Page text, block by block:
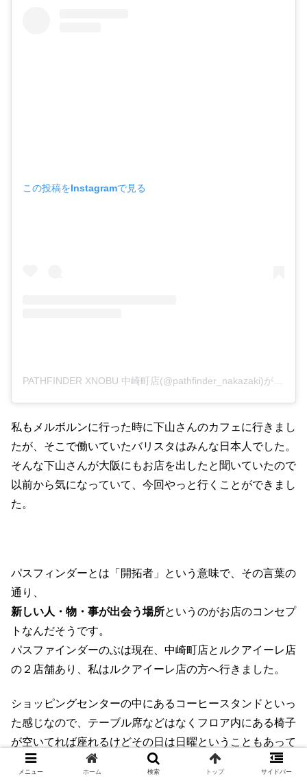
この投稿をInstagramで見る
私もメルボルンに行った時に下山さんのカフェに行きまし
たが、そこで働いていたバリスタはみんな日本人でした。
そんな下山さんが大阪にもお店を出したと聞いていたので
以前から気になっていて、今回やっと行くことができまし
た。
パスフィンダーとは「開拓者」という意味で、その言葉の
通り、
新しい人・物・事が出会う場所というのがお店のコンセプ
トなんだそうです。
パスファインダーのぶは現在、中崎町店とルクアイーレ店
の２店舗あり、私はルクアイーレ店の方へ行きました。
ショッピングセンターの中にあるコーヒースタンドといっ
た感じなので、テーブル席などはなくフロア内にある椅子
が空いてれば座れるけどその日は日曜ということもあって
か混んでいて座れませんでした。
メニュー ホーム 検索 トップ サイドバー